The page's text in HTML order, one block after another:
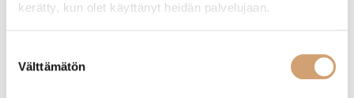
kerätty, kun olet käyttänyt heidän palvelujaan.
valinta
Välttämätön
ILSA silikoninen jääpalamuotti timantti
(1 Arvostelua)